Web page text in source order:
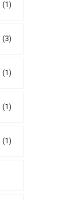
(1)
(3)
(1)
(1)
(1)